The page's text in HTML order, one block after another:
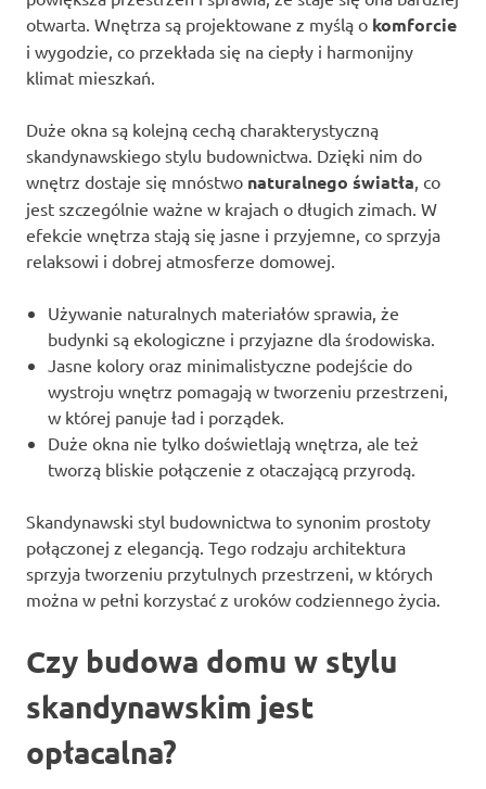
otwarta. Wnętrza są projektowane z myślą o komforcie
i wygodzie, co przekłada się na ciepły i harmonijny
klimat mieszkań.
Duże okna są kolejną cechą charakterystyczną
skandynawskiego stylu budownictwa. Dzięki nim do
wnętrz dostaje się mnóstwo naturalnego światła , co
jest szczególnie ważne w krajach o długich zimach. W
efekcie wnętrza stają się jasne i przyjemne, co sprzyja
relaksowi i dobrej atmosferze domowej.
Używanie naturalnych materiałów sprawia, że
budynki są ekologiczne i przyjazne dla środowiska.
Jasne kolory oraz minimalistyczne podejście do
wystroju wnętrz pomagają w tworzeniu przestrzeni,
w której panuje ład i porządek.
Duże okna nie tylko doświetlają wnętrza, ale też
tworzą bliskie połączenie z otaczającą przyrodą.
Skandynawski styl budownictwa to synonim prostoty
połączonej z elegancją. Tego rodzaju architektura
sprzyja tworzeniu przytulnych przestrzeni, w których
można w pełni korzystać z uroków codziennego życia.
Czy budowa domu w stylu
skandynawskim jest
opłacalna?